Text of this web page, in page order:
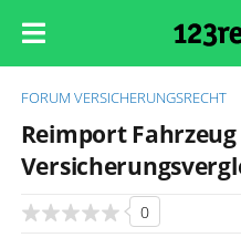
FORUM VERSICHERUNGSRECHT
Reimport Fahrzeug
0